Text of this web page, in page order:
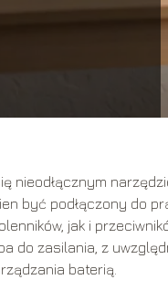
nieodłącznym
być podłączony do
jak i
do zasilania, z
baterią.